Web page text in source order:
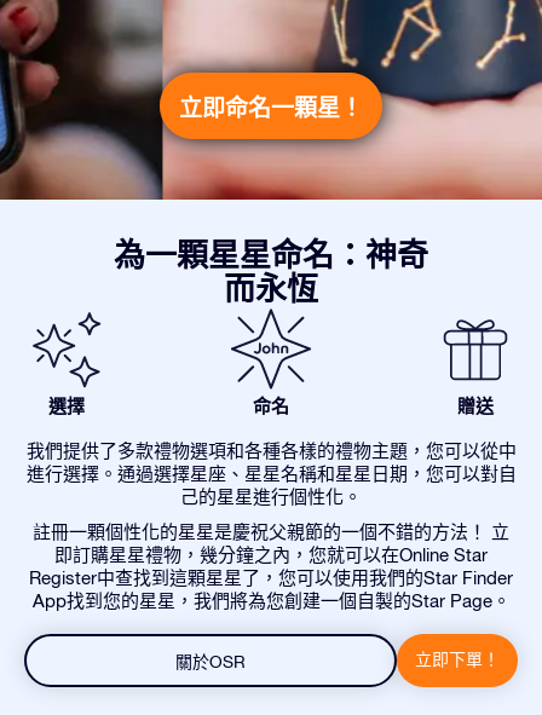
立即命名一顆星！
為一顆星星命名：神奇
而永恆
選擇 命名 贈送
我們提供了多款禮物選項和各種各樣的禮物主題，您可以從中
進行選擇。通過選擇星座、星星名稱和星星日期，您可以對自
己的星星進行個性化。
註冊一顆個性化的星星是慶祝父親節的一個不錯的方法！ 立
即訂購星星禮物，幾分鐘之內，您就可以在Online Star
Register中查找到這顆星星了，您可以使用我們的Star Finder
App找到您的星星，我們將為您創建一個自製的Star Page。
關於OSR 立即下單！